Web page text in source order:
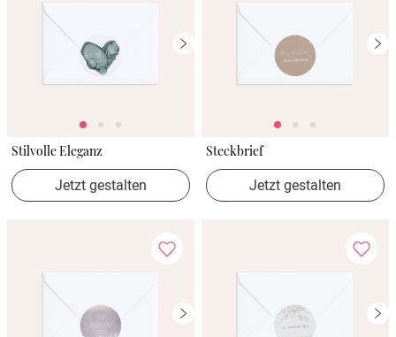
Stilvolle Eleganz
Jetzt gestalten
Steckbrief
Jetzt gestalten